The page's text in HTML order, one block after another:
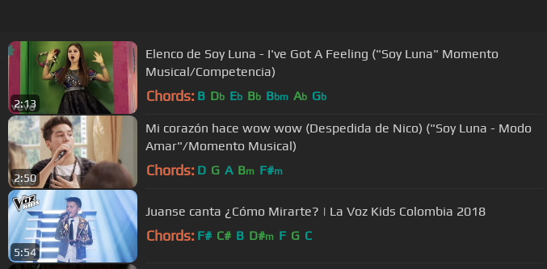
2:13
Elenco de Soy Luna - I've Got A Feeling ("Soy Luna" Momento
Musical/Competencia)
Chords: B Db Eb Bb Bbm Ab Gb
2:50
Mi corazón hace wow wow (Despedida de Nico) ("Soy Luna - Modo
Amar"/Momento Musical)
Chords: D G A Bm F#m
5:54
Juanse canta ¿Cómo Mirarte? | La Voz Kids Colombia 2018
Chords: F# C# B D#m F G C